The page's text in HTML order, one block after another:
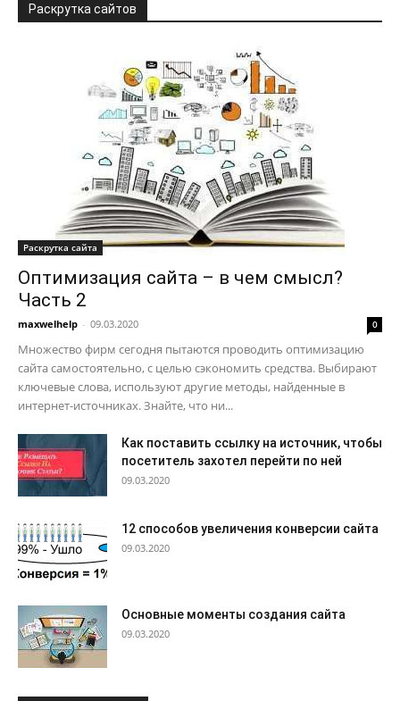
Раскрутка сайтов
Раскрутка сайта
Оптимизация сайта – в чем смысл?
Часть 2
maxwelhelp - 09.03.2020 0
Множество фирм сегодня пытаются проводить оптимизацию
сайта самостоятельно, с целью сэкономить средства. Выбирают
ключевые слова, используют другие методы, найденные в
интернет-источниках. Знайте, что ни...
Как поставить ссылку на источник, чтобы
посетитель захотел перейти по ней
09.03.2020
12 способов увеличения конверсии сайта
09.03.2020
Основные моменты создания сайта
09.03.2020